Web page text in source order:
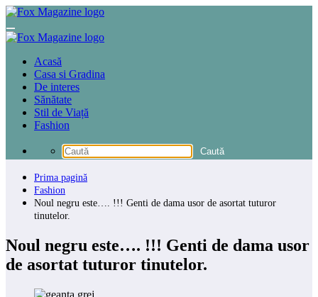
Sari
conținut
Acasă
Casa si Gradina
De interes
Sănătate
Stil de Viață
Fashion
Prima pagină
Fashion
Noul negru este…. !!! Genti de dama usor de asortat tuturor
tinutelor.
Noul negru este…. !!! Genti de dama usor
de asortat tuturor tinutelor.